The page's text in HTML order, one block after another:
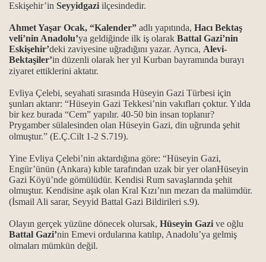
Eskişehir’in Seyyidgazi ilçesindedir.
Ahmet Yaşar Ocak, “Kalender” adlı yapıtında, Hacı Bektaş
veli’nin Anadolu’ya geldiğinde ilk iş olarak Battal Gazi’nin
Eskişehir’deki zaviyesine uğradığını yazar. Ayrıca, Alevi-
Bektaşiler’in düzenli olarak her yıl Kurban bayramında burayı
ziyaret ettiklerini aktatır.
Evliya Çelebi, seyahati sırasında Hüseyin Gazi Türbesi için
şunları aktarır: “Hüseyin Gazi Tekkesi’nin vakıfları çoktur. Yılda
bir kez burada “Cem” yapılır. 40-50 bin insan toplanır?
Prygamber sülalesinden olan Hüseyin Gazi, din uğrunda şehit
olmuştur.” (E.Ç.Cilt 1-2 S.719).
Yine Evliya Çelebi’nin aktardığına göre: “Hüseyin Gazi,
Engür’ünün (Ankara) kıble tarafından uzak bir yer olanHüseyin
Gazi Köyü’nde gömülüdür. Kendisi Rum savaşlarında şehit
olmuştur. Kendisine aşık olan Kral Kızı’nın mezarı da malümdür.
(İsmail Ali sarar, Seyyid Battal Gazi Bildirileri s.9).
Olayın gerçek yüzüne dönecek olursak, Hüseyin Gazi ve oğlu
Battal Gazi’nin Emevi ordularına katılıp, Anadolu’ya gelmiş
olmaları mümkün değil.